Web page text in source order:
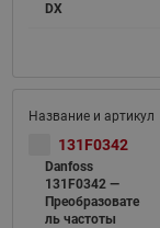
DX
131F0342
Danfoss
131F0342 —
Преобразовате
ль частоты